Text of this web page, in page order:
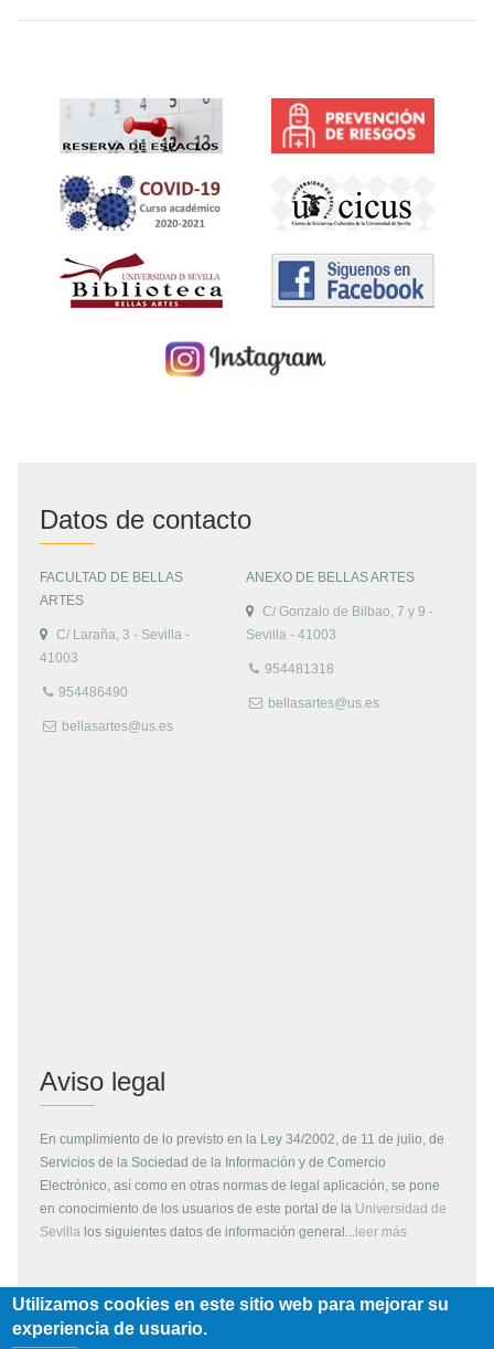
Datos de contacto
FACULTAD DE BELLAS
ARTES
C/ Laraña, 3 - Sevilla -
41003
954486490
bellasartes@us.es
ANEXO DE BELLAS ARTES
C/ Gonzalo de Bilbao, 7 y 9 -
Sevilla - 41003
954481318
bellasartes@us.es
Aviso legal
En cumplimiento de lo previsto en la Ley 34/2002, de 11 de julio, de
Servicios de la Sociedad de la Información y de Comercio
Electrónico, así como en otras normas de legal aplicación, se pone
en conocimiento de los usuarios de este portal de la Universidad de
Sevilla los siguientes datos de información general... leer más
Copyright
Utilizamos cookies en este sitio web para mejorar su
experiencia de usuario.